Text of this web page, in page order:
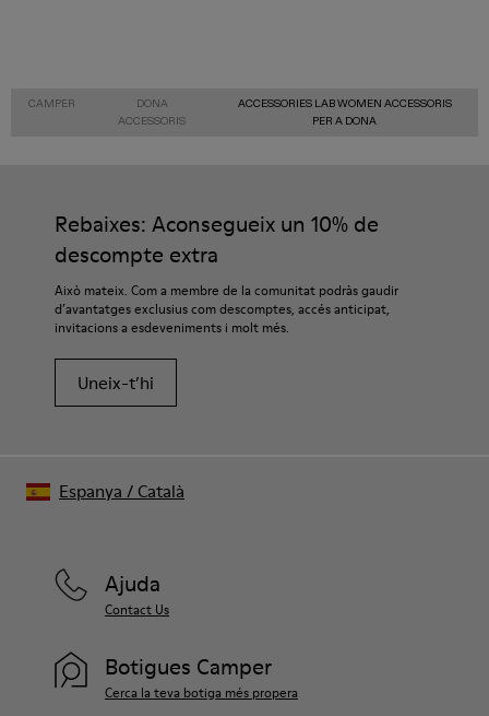
CAMPER
DONA
ACCESSORIS
ACCESSORIES LAB WOMEN ACCESSORIS
PER A DONA
Rebaixes: Aconsegueix un 10% de
descompte extra
Això mateix. Com a membre de la comunitat podràs gaudir
d’avantatges exclusius com descomptes, accés anticipat,
invitacions a esdeveniments i molt més.
Uneix-t’hi
Ajuda
Contact Us
Botigues Camper
Cerca la teva botiga més propera
Espanya / Català